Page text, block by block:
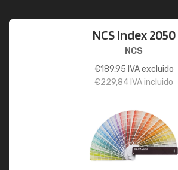
NCS Index 2050
NCS
€189,95 IVA excluido
€229,84 IVA incluido